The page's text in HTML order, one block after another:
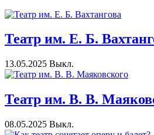
Театр им. Е. Б.
13.05.2025 Выкл.
Театр им. В. В.
08.05.2025 Выкл.